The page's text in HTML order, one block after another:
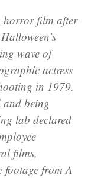
horror film after
wave of
actress
in 1979.
and being
lab declared
films,
from A